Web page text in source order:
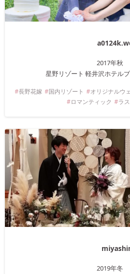
2017年秋
星野リゾート 軽井沢ホテル
長野花嫁 国内リゾート オリジナルウ
ロマンティック
ラ
2019年冬